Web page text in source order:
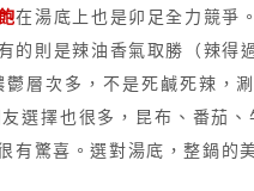
在湯底上也是卯足全力競爭
的則是辣油香氣取勝（辣得
層次多，不是死鹹死辣，
選擇也很多，昆布、番茄
驚喜。選對湯底，整鍋的